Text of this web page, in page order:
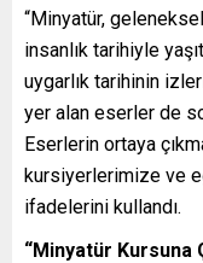
“Minyatür,
insanlık tarihiyle
uygarlık tarihinin
yer alan eserler de
Eserlerin ortaya
kursiyerlerimize ve
ifadelerini kullandı.
“Minyatür Kursuna